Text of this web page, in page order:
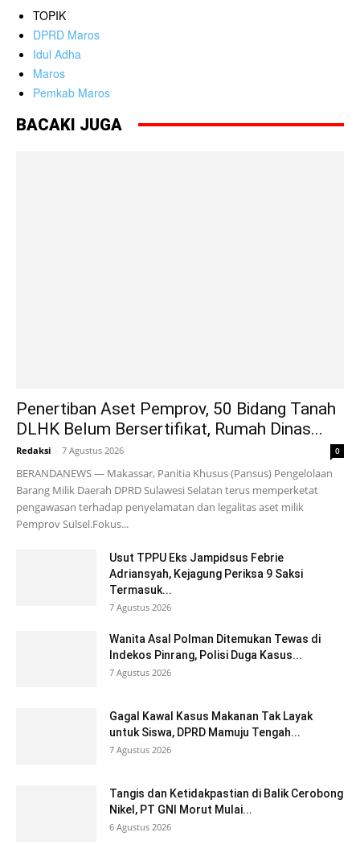
TOPIK
DPRD Maros
Idul Adha
Maros
Pemkab Maros
BACAKI JUGA
Penertiban Aset Pemprov, 50 Bidang Tanah
DLHK Belum Bersertifikat, Rumah Dinas...
Redaksi - 7 Agustus 2026 0
BERANDANEWS — Makassar, Panitia Khusus (Pansus) Pengelolaan
Barang Milik Daerah DPRD Sulawesi Selatan terus memperketat
pengawasan terhadap penyelamatan dan legalitas aset milik
Pemprov Sulsel.Fokus...
Usut TPPU Eks Jampidsus Febrie
Adriansyah, Kejagung Periksa 9 Saksi
Termasuk...
7 Agustus 2026
Wanita Asal Polman Ditemukan Tewas di
Indekos Pinrang, Polisi Duga Kasus...
7 Agustus 2026
Gagal Kawal Kasus Makanan Tak Layak
untuk Siswa, DPRD Mamuju Tengah...
7 Agustus 2026
Tangis dan Ketidakpastian di Balik Cerobong
Nikel, PT GNI Morut Mulai...
6 Agustus 2026